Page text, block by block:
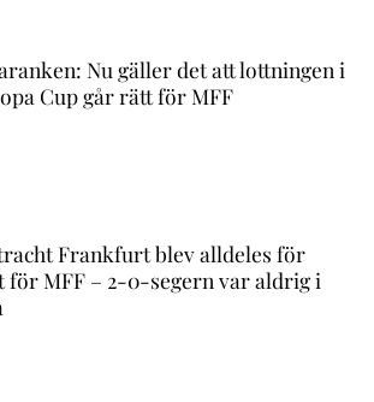
Nu gäller det att lottningen i
Cup går rätt för MFF
Frankfurt blev alldeles för
för MFF – 2-0-segern var aldrig i